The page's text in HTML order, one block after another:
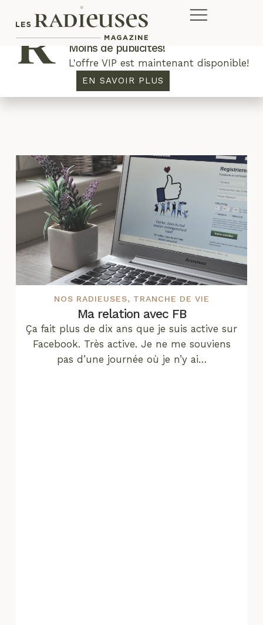
critique
NOS RADIEUSES, TRANCHE DE VIE
Ma relation avec FB
Ça fait plus de dix ans que je suis active sur
Facebook. Très active. Je ne me souviens
pas d’une journée où je n’y ai…
Plus de concours. Plus de rabais.
Moins de publicités!
L'offre VIP est maintenant disponible!
EN SAVOIR PLUS